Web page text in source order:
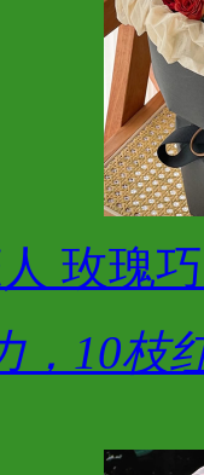
玫瑰
，10枝